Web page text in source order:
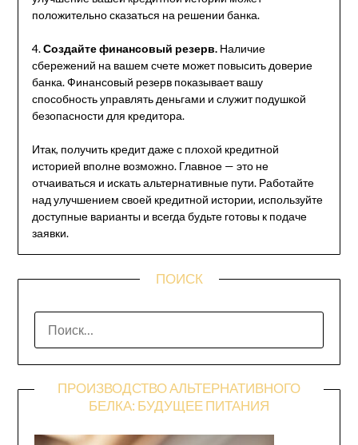
положительно сказаться на решении банка.
4.Создайте финансовый резерв.Наличие
сбережений на вашем счете может повысить доверие
банка. Финансовый резерв показывает вашу
способность управлять деньгами и служит подушкой
безопасности для кредитора.
Итак, получить кредит даже с плохой кредитной
историей вполне возможно. Главное — это не
отчаиваться и искать альтернативные пути. Работайте
над улучшением своей кредитной истории, используйте
доступные варианты и всегда будьте готовы к подаче
заявки.
ПОИСК
ПРОИЗВОДСТВО АЛЬТЕРНАТИВНОГО
БЕЛКА: БУДУЩЕЕ ПИТАНИЯ